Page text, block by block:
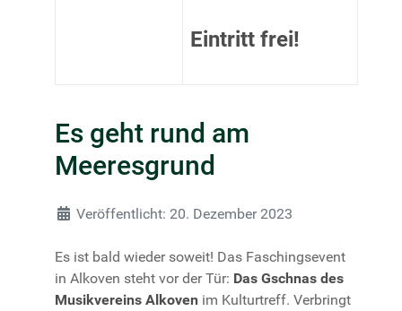
Eintritt frei!
Es geht rund am
Meeresgrund
DetailsVeröffentlicht: 20. Dezember 2023
Es ist bald wieder soweit! Das Faschingsevent
in Alkoven steht vor der Tür: Das Gschnas des
Musikvereins Alkoven im Kulturtreff. Verbringt